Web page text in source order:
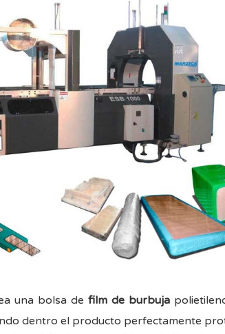
una bolsa de film de burbuja
dentro el producto perfectamente